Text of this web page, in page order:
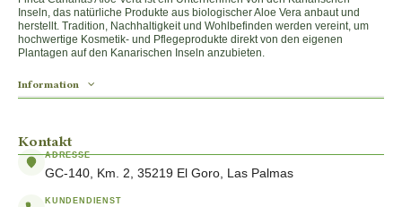
Inseln, das natürliche Produkte aus biologischer Aloe Vera anbaut und
herstellt. Tradition, Nachhaltigkeit und Wohlbefinden werden vereint, um
hochwertige Kosmetik- und Pflegeprodukte direkt von den eigenen
Plantagen auf den Kanarischen Inseln anzubieten.
Information
Kontakt
ADRESSE
GC-140, Km. 2, 35219 El Goro, Las Palmas
KUNDENDIENST